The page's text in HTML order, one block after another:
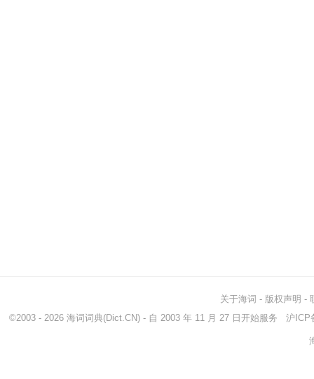
关于海词 - 版权声明 -
©2003 - 2026 海词词典(Dict.CN) - 自 2003 年 11 月 27 日开始服务 沪ICP